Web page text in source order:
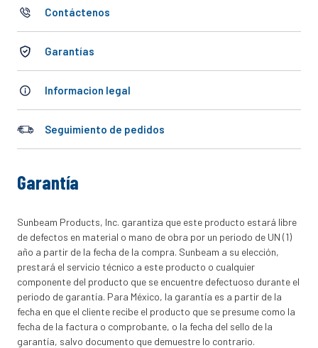
Contáctenos
Garantías
Informacion legal
Seguimiento de pedidos
Garantía
Sunbeam Products, Inc. garantiza que este producto estará libre
de defectos en material o mano de obra por un periodo de UN (1)
año a partir de la fecha de la compra. Sunbeam a su elección,
prestará el servicio técnico a este producto o cualquier
componente del producto que se encuentre defectuoso durante el
periodo de garantía. Para México, la garantía es a partir de la
fecha en que el cliente recibe el producto que se presume como la
fecha de la factura o comprobante, o la fecha del sello de la
garantía, salvo documento que demuestre lo contrario.
.
tritan